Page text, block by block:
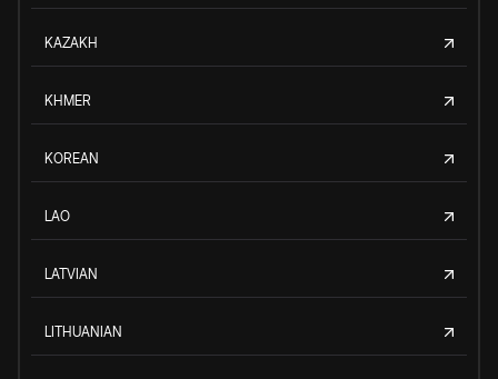
KAZAKH
KHMER
KOREAN
LAO
LATVIAN
LITHUANIAN